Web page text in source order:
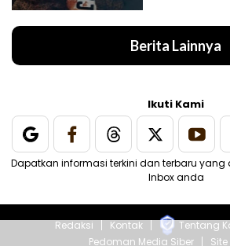
Berita Lainnya
Ikuti Kami
Dapatkan informasi terkini dan terbaru
Inbox anda
Redaksi Kontak Tentang
Pedoman Media Siber